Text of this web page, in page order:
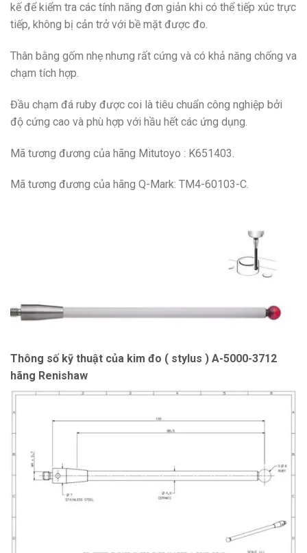
kế để kiểm tra các tính năng đơn giản khi có thể tiếp xúc trực
tiếp, không bị cản trở với bề mặt được đo.
Thân bằng gốm nhẹ nhưng rất cứng và có khả năng chống va
chạm tích hợp.
Đầu chạm đá ruby được coi là tiêu chuẩn công nghiệp bởi
độ cứng cao và phù hợp với hầu hết các ứng dụng.
Mã tương đương của hãng Mitutoyo : K651403.
Mã tương đương của hãng Q-Mark: TM4-60103-C.
Thông số kỹ thuật của kim đo ( stylus ) A-5000-3712
hãng Renishaw